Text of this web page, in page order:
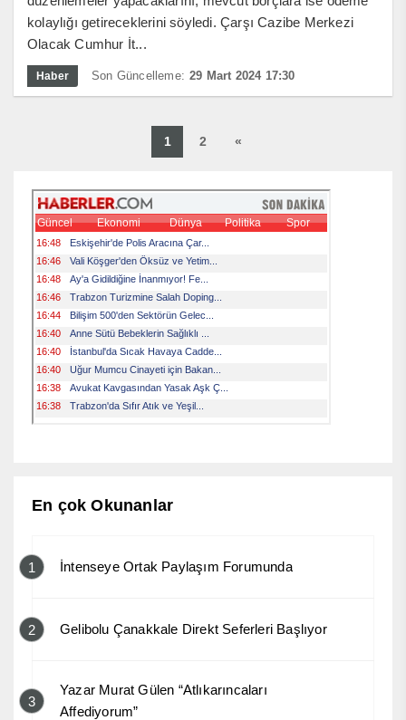
kolaylığı getireceklerini söyledi. Çarşı Cazibe Merkezi
Olacak Cumhur İt...
Haber Son Güncelleme: 29 Mart 2024 17:30
1 2 «
En çok Okunanlar
1 İntenseye Ortak Paylaşım Forumunda
2 Gelibolu Çanakkale Direkt Seferleri Başlıyor
3
Yazar Murat Gülen “Atlıkarıncaları
Affediyorum”